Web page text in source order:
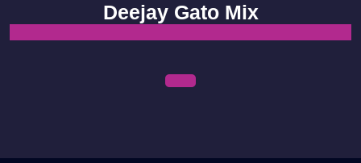
content
Deejay Gato Mix